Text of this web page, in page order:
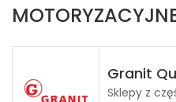
Granit
Sklepy z